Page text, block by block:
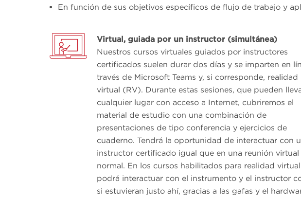
En función de sus objetivos específicos de flujo de trabajo y
Virtual, guiada por un instructor (simultánea)
Nuestros cursos virtuales guiados por instructores
certificados suelen durar dos días y se imparten en
través de Microsoft Teams y, si corresponde, realidad
virtual (RV). Durante estas sesiones, que pueden
cualquier lugar con acceso a Internet, cubriremos el
material de estudio con una combinación de
presentaciones de tipo conferencia y ejercicios de
cuaderno. Tendrá la oportunidad de interactuar con
instructor certificado igual que en una reunión virtual
normal. En los cursos habilitados para realidad
podrá interactuar con el instrumento y el instructor
si estuvieran justo ahí, gracias a las gafas y el